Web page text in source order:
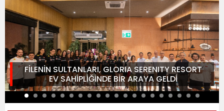
FİLENİN SULTANLARI, GLORIA SERENITY RESORT
EV SAHİPLİĞİNDE BİR ARAYA GELDİ